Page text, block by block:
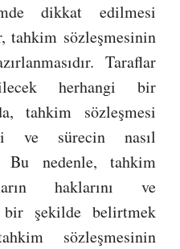
dikkat edilmesi
tahkim sözleşmesinin
Taraflar
herhangi bir
tahkim sözleşmesi
ve sürecin nasıl
Bu nedenle, tahkim
haklarını ve
bir şekilde belirtmek
sözleşmesinin